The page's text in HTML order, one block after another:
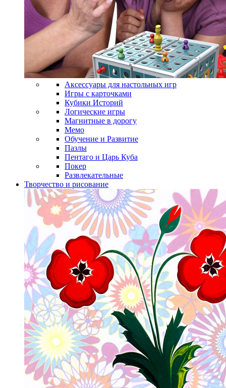
Аксессуары для настольных игр
Игры с карточками
Кубики Историй
Логические игры
Магнитные в дорогу
Мемо
Обучение и Развитие
Пазлы
Пентаго и Царь Куба
Покер
Развлекательные
Творчество и рисование